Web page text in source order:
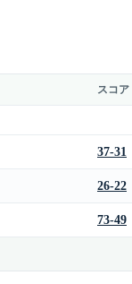
スコア
37-31
26-22
73-49